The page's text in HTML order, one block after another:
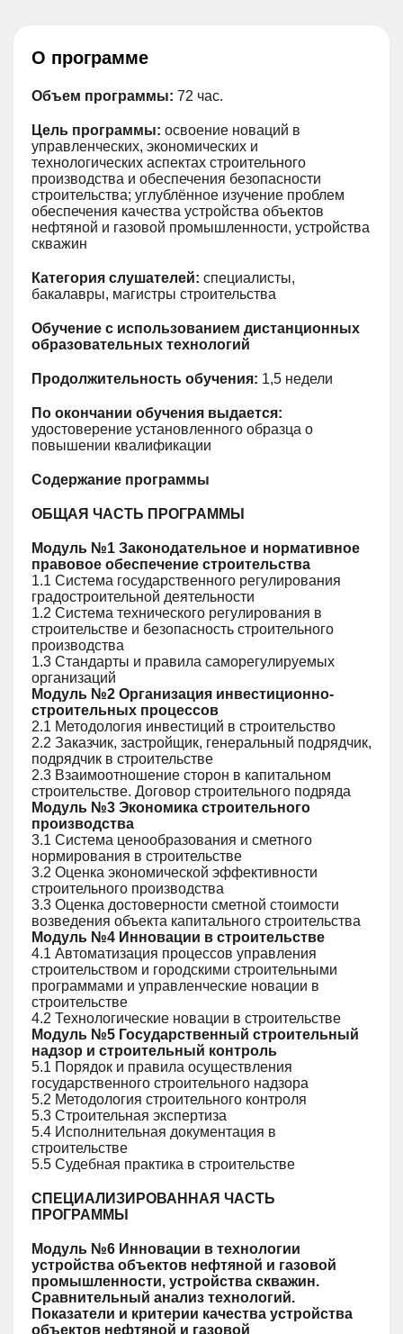
О программе
Объем программы: 72 час.
Цель программы: освоение новаций в
управленческих, экономических и
технологических аспектах строительного
производства и обеспечения безопасности
строительства; углублённое изучение проблем
обеспечения качества устройства объектов
нефтяной и газовой промышленности, устройства
скважин
Категория слушателей: специалисты,
бакалавры, магистры строительства
Обучение с использованием дистанционных
образовательных технологий
Продолжительность обучения: 1,5 недели
По окончании обучения выдается:
удостоверение установленного образца о
повышении квалификации
Содержание программы
ОБЩАЯ ЧАСТЬ ПРОГРАММЫ
Модуль №1 Законодательное и нормативное
правовое обеспечение строительства
1.1 Система государственного регулирования
градостроительной деятельности
1.2 Система технического регулирования в
строительстве и безопасность строительного
производства
1.3 Стандарты и правила саморегулируемых
организаций
Модуль №2 Организация инвестиционно-
строительных процессов
2.1 Методология инвестиций в строительство
2.2 Заказчик, застройщик, генеральный подрядчик,
подрядчик в строительстве
2.3 Взаимоотношение сторон в капитальном
строительстве. Договор строительного подряда
Модуль №3 Экономика строительного
производства
3.1 Система ценообразования и сметного
нормирования в строительстве
3.2 Оценка экономической эффективности
строительного производства
3.3 Оценка достоверности сметной стоимости
возведения объекта капитального строительства
Модуль №4 Инновации в строительстве
4.1 Автоматизация процессов управления
строительством и городскими строительными
программами и управленческие новации в
строительстве
4.2 Технологические новации в строительстве
Модуль №5 Государственный строительный
надзор и строительный контроль
5.1 Порядок и правила осуществления
государственного строительного надзора
5.2 Методология строительного контроля
5.3 Строительная экспертиза
5.4 Исполнительная документация в
строительстве
5.5 Судебная практика в строительстве
СПЕЦИАЛИЗИРОВАННАЯ ЧАСТЬ
ПРОГРАММЫ
Модуль №6 Инновации в технологии
устройства объектов нефтяной и газовой
промышленности, устройства скважин.
Сравнительный анализ технологий.
Показатели и критерии качества устройства
объектов нефтяной и газовой